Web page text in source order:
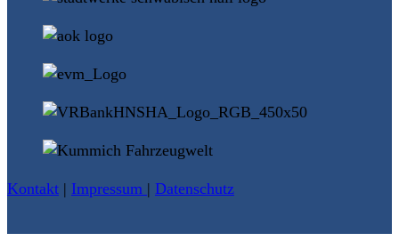
Kontakt | Impressum | Datenschutz